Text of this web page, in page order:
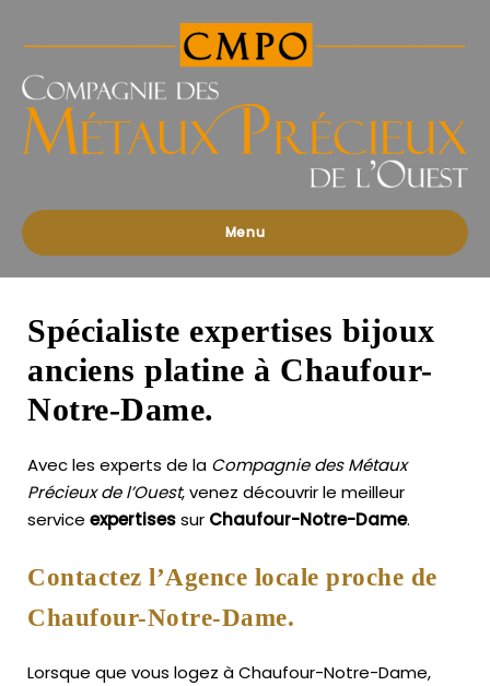
des
Précieux
l'Ouest
Menu
Spécialiste expertises bijoux
anciens platine à Chaufour-
Notre-Dame.
Avec les experts de la Compagnie des Métaux
Précieux de l’Ouest, venez découvrir le meilleur
service expertisessur Chaufour-Notre-Dame.
Contactez l’Agence locale proche de
Chaufour-Notre-Dame.
Lorsque que vous logez à Chaufour-Notre-Dame,